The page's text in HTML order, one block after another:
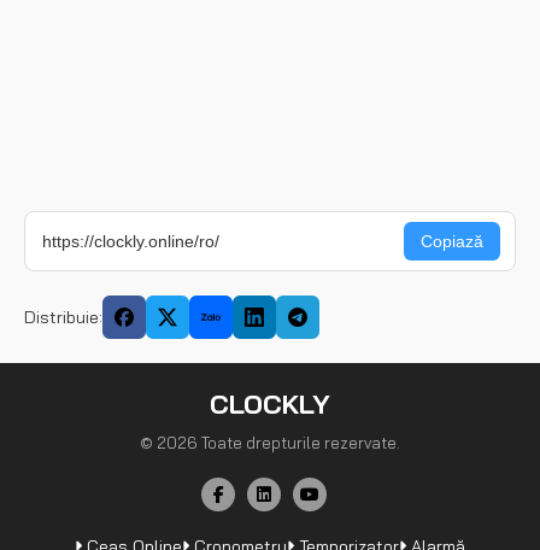
Distribuie:
CLOCKLY
© 2026 Toate drepturile rezervate.